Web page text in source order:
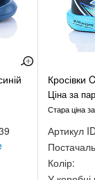
Кросівки
Ціна за
Стара ціна
Артикул
Колір: